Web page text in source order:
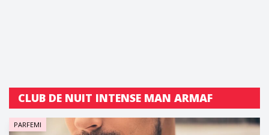
CLUB DE NUIT INTENSE MAN ARMAF
PARFEMI